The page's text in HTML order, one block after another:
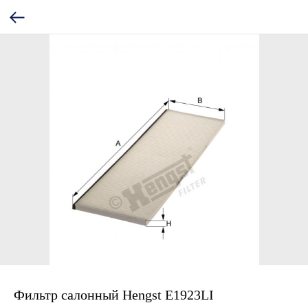
Фильтр салонный Hengst E1923LI